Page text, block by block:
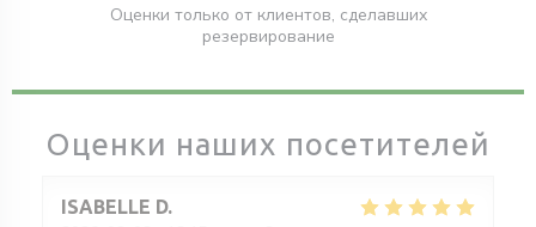
Оценки наших посетителей
ISABELLE D
Оценки только от клиентов, сделавших
резервирование